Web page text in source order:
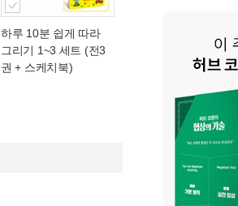
하루 10분 쉽게 따라
그리기 1~3 세트 (전3
권 + 스케치북)